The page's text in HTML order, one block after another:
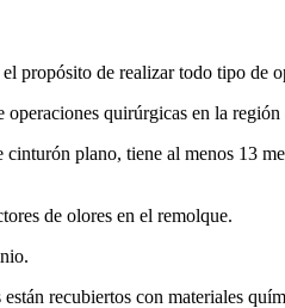
propósito de realizar todo tipo de
quirúrgicas en la región
plano, tiene al menos 13
de olores en el remolque.
recubiertos con materiales